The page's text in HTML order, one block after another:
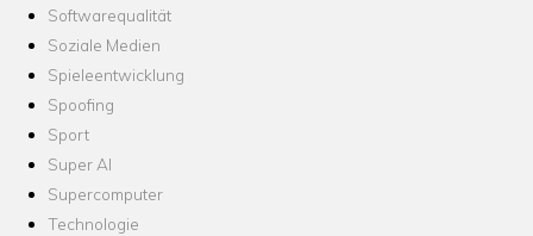
Softwarequalität
Soziale Medien
Spieleentwicklung
Spoofing
Sport
Super AI
Supercomputer
Technologie